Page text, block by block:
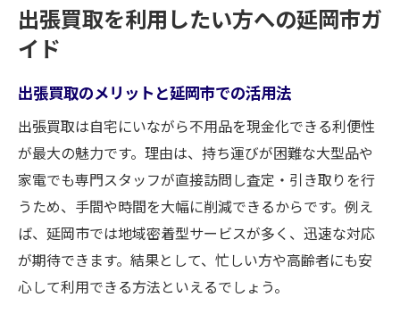
出張買取を利用したい方への延岡市ガ
イド
出張買取のメリットと延岡市での活用法
出張買取は自宅にいながら不用品を現金化できる利便性
が最大の魅力です。理由は、持ち運びが困難な大型品や
家電でも専門スタッフが直接訪問し査定・引き取りを行
うため、手間や時間を大幅に削減できるからです。例え
ば、延岡市では地域密着型サービスが多く、迅速な対応
が期待できます。結果として、忙しい方や高齢者にも安
心して利用できる方法といえるでしょう。